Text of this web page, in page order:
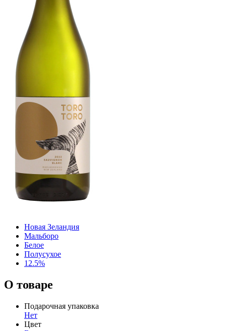
Новая Зеландия
Мальборо
Белое
Полусухое
12.5%
О товаре
Подарочная упаковка
Нет
Цвет